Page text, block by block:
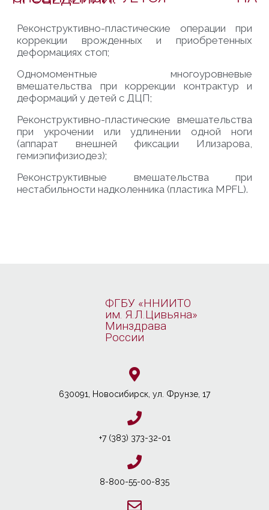
Реконструктивно-пластические операции при
коррекции врожденных и приобретенных
деформациях стоп;
Одномоментные многоуровневые
вмешательства при коррекции контрактур и
деформаций у детей с ДЦП;
Реконструктивно-пластические вмешательства
при укрочении или удлинении одной ноги
(аппарат внешней фиксации Илизарова,
гемиэпифизиодез);
Реконструктивные вмешательства при
нестабильности надколенника (пластика MPFL).
ФГБУ «ННИИТО
им. Я.Л.Цивьяна»
Минздрава
России
630091, Новосибирcк, ул. Фрунзе, 17
+7 (383) 373-32-01
8-800-55-00-835